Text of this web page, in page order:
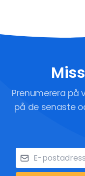
Prenumerera på
på de senaste